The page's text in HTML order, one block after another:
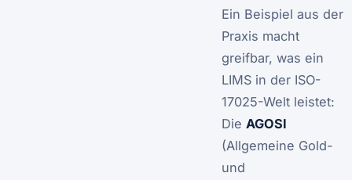
Ein Beispiel aus der
Praxis macht
greifbar, was ein
LIMS in der ISO-
17025-Welt leistet:
Die AGOSI
(Allgemeine Gold-
und